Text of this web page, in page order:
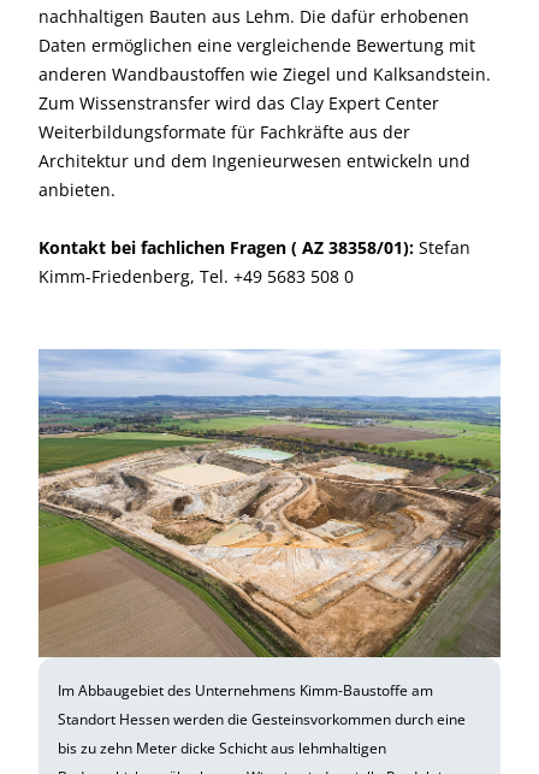
nachhaltigen Bauten aus Lehm. Die dafür erhobenen
Daten ermöglichen eine vergleichende Bewertung mit
anderen Wandbaustoffen wie Ziegel und Kalksandstein.
Zum Wissenstransfer wird das Clay Expert Center
Weiterbildungsformate für Fachkräfte aus der
Architektur und dem Ingenieurwesen entwickeln und
anbieten.
Kontakt bei fachlichen Fragen ( AZ 38358/01): Stefan
Kimm-Friedenberg, Tel. +49 5683 508 0
Im Abbaugebiet des Unternehmens Kimm-Baustoffe am
Standort Hessen werden die Gesteinsvorkommen durch eine
bis zu zehn Meter dicke Schicht aus lehmhaltigen